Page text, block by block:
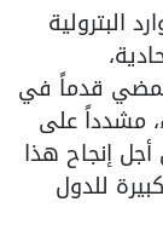
قدماً في
مشدداً على
إنجاح هذا
للدول